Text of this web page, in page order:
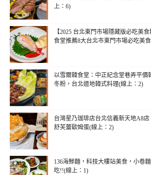
上：6)
【2025 台北東門市場隱藏版必吃美
食堂推薦8大台北市東門市場必吃美
以雪爾韓食堂：中正紀念堂巷弄平價
冬粉，台北道地韓式料理(線上：2)
台灣星乃珈琲店台北信義新天地A8
舒芙蕾歐姆蛋(線上：2)
136海鮮麵，科技大樓站美食，小卷
吃!!(線上：1)